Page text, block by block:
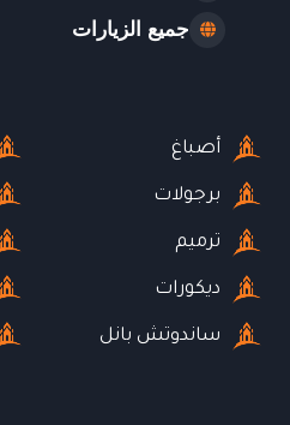
جميع الزيارات
أصباغ
برجولات
ترميم
ديكورات
ساندوتش بانل